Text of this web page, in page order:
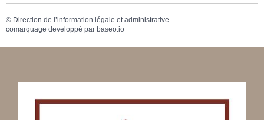
© Direction de l’information légale et administrative
comarquage developpé par baseo.io